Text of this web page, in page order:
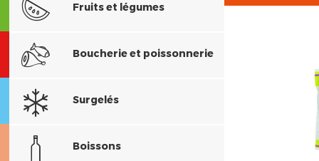
Fruits et légumes
Boucherie et poissonnerie
Surgelés
Boissons